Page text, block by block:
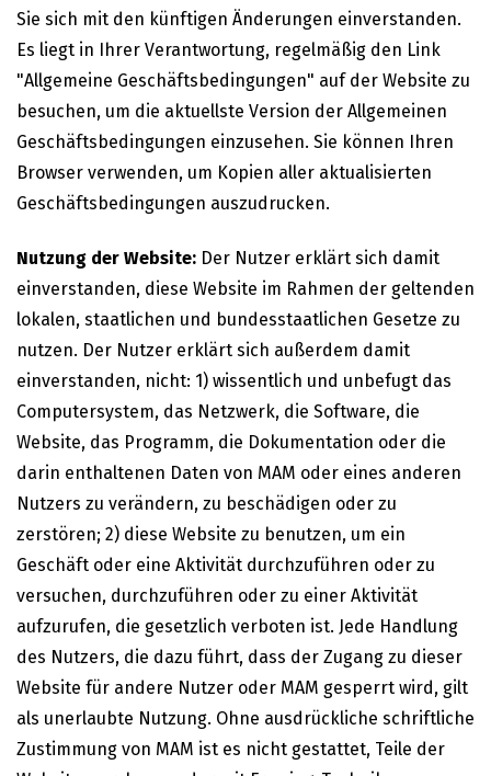
Sie sich mit den künftigen Änderungen einverstanden.
Es liegt in Ihrer Verantwortung, regelmäßig den Link
"Allgemeine Geschäftsbedingungen" auf der Website zu
besuchen, um die aktuellste Version der Allgemeinen
Geschäftsbedingungen einzusehen. Sie können Ihren
Browser verwenden, um Kopien aller aktualisierten
Geschäftsbedingungen auszudrucken.
Nutzung der Website: Der Nutzer erklärt sich damit
einverstanden, diese Website im Rahmen der geltenden
lokalen, staatlichen und bundesstaatlichen Gesetze zu
nutzen. Der Nutzer erklärt sich außerdem damit
einverstanden, nicht: 1) wissentlich und unbefugt das
Computersystem, das Netzwerk, die Software, die
Website, das Programm, die Dokumentation oder die
darin enthaltenen Daten von MAM oder eines anderen
Nutzers zu verändern, zu beschädigen oder zu
zerstören; 2) diese Website zu benutzen, um ein
Geschäft oder eine Aktivität durchzuführen oder zu
versuchen, durchzuführen oder zu einer Aktivität
aufzurufen, die gesetzlich verboten ist. Jede Handlung
des Nutzers, die dazu führt, dass der Zugang zu dieser
Website für andere Nutzer oder MAM gesperrt wird, gilt
als unerlaubte Nutzung. Ohne ausdrückliche schriftliche
Zustimmung von MAM ist es nicht gestattet, Teile der